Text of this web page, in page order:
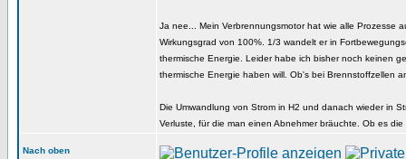
Ja nee... Mein Verbrennungsmotor hat wie alle Prozesse
Wirkungsgrad von 100%. 1/3 wandelt er in
thermische Energie. Leider habe ich bisher noch keinen
thermische Energie haben will. Ob's bei Brennstoffzellen
Die Umwandlung von Strom in H2 und danach wieder in
Verluste, für die man einen Abnehmer bräuchte. Ob es
Nach oben